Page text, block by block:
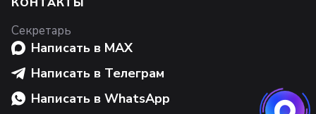
Секретарь
Написать в MAX
Написать в Телеграм
Написать в WhatsApp